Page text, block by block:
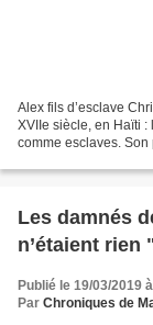
Alex fils d’esclave
XVIIe siècle, en Haïti
comme esclaves.
Les damnés
n’étaient rien
Publié le 19/03/2019
Par Chroniques de